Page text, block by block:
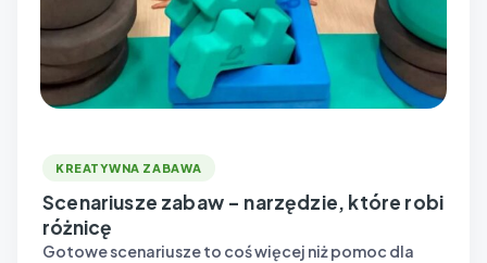
KREATYWNA ZABAWA
Scenariusze zabaw – narzędzie, które robi
różnicę
Gotowe scenariusze to coś więcej niż pomoc dla